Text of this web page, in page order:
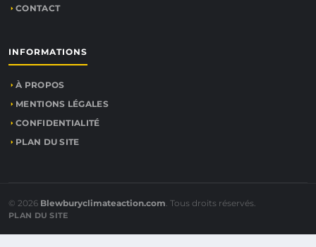
CONTACT
INFORMATIONS
À PROPOS
MENTIONS LÉGALES
CONFIDENTIALITÉ
PLAN DU SITE
© 2026 Blewburyclimateaction.com. Tous droits réservés.
PLAN DU SITE